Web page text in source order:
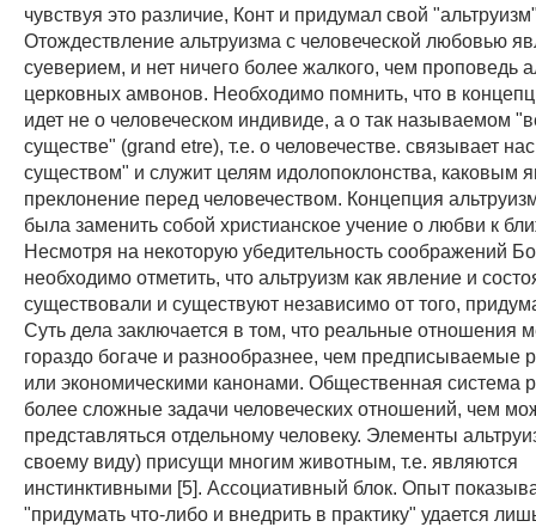
чувствуя это различие, Конт и придумал свой
Отождествление альтруизма с человеческой любовью
суеверием, и нет ничего более жалкого, чем проповедь
церковных амвонов. Необходимо помнить, что в
идет не о человеческом индивиде, а о так называемом
существе" (grand etre), т.е. о человечестве. связывает
существом" и служит целям идолопоклонства, каковым
преклонение перед человечеством. Концепция
была заменить собой христианское учение о любви к
Несмотря на некоторую убедительность соображений
необходимо отметить, что альтруизм как явление и
существовали и существуют независимо от того,
Суть дела заключается в том, что реальные отношения
гораздо богаче и разнообразнее, чем предписываемые
или экономическими канонами. Общественная система
более сложные задачи человеческих отношений, чем
представляться отдельному человеку. Элементы
своему виду) присущи многим животным, т.е. являются
инстинктивными [5]. Ассоциативный блок. Опыт
"придумать что-либо и внедрить в практику" удается